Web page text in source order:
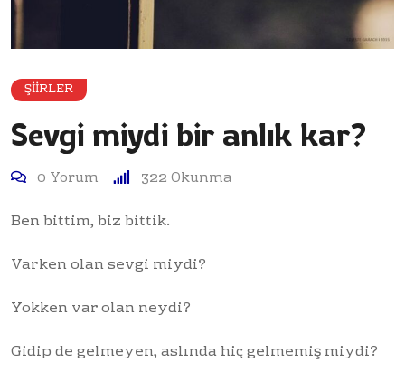
ŞIIRLER
Sevgi miydi bir anlık kar?
0 Yorum 322Okunma
Ben bittim, biz bittik.
Varken olan sevgi miydi?
Yokken var olan neydi?
Gidip de gelmeyen, aslında hiç gelmemiş miydi?